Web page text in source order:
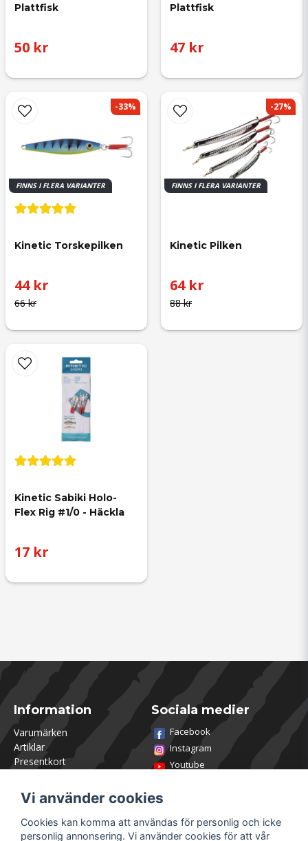
Plattfisk
50 kr
Plattfisk
47 kr
FINNS I FLERA VARIANTER
Kinetic Torskepilken
66 kr
44 kr
-33%
FINNS I FLERA VARIANTER
Kinetic Pilken
88 kr
64 kr
-27%
Kinetic Sabiki Holo-
Flex Rig #1/0 - Häckla
17 kr
Information
Varumärken
Artiklar
Presentkort
Om Utklasad
Team Utklasad
Recensera och vinn
Öppettider Lagershop
Sociala medier
Facebook
Instagram
Youtube
Vi använder cookies
Cookies kan komma att användas för personlig och icke
personlig annonsering. Vi använder cookies för att vår